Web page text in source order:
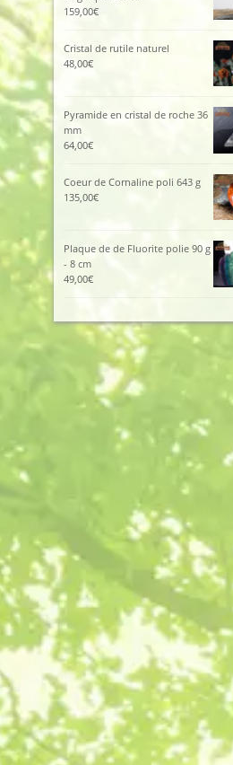
159,00€
Cristal de rutile naturel
48,00€
Pyramide en cristal de roche 36
mm
64,00€
Coeur de Cornaline poli 643 g
135,00€
Plaque de de Fluorite polie 90 g
- 8 cm
49,00€